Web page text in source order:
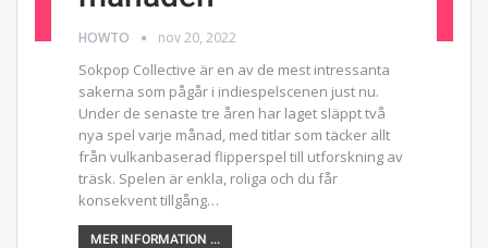
HOWTO nov 20, 2022
Sokpop Collective är en av de mest intressanta
sakerna som pågår i indiespelscenen just nu.
Under de senaste tre åren har laget släppt två
nya spel varje månad, med titlar som täcker allt
från vulkanbaserad flipperspel till utforskning av
träsk. Spelen är enkla, roliga och du får
konsekvent tillgång…
MER INFORMATION ...